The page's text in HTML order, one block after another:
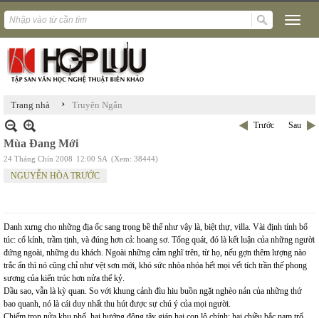
Trang nhà › Truyện Ngắn
Trước Sau
Mùa Đang Mới
24 Tháng Chín 2008 12:00 SA (Xem: 38444)
NGUYỄN HÒA TRƯỚC
Danh xưng cho những địa ốc sang trọng bề thế như vậy là, biệt thự, villa. Vài định tính bổ
túc: cổ kính, trầm tịnh, và đúng hơn cả: hoang sơ. Tổng quát, đó là kết luận của những người
đứng ngoài, những du khách. Ngoài những cảm nghĩ trên, từ họ, nếu gợn thêm lượng nào
trắc ẩn thì nó cũng chỉ như vệt sơn mới, khó sức nhòa nhóa hết mọi vết tích trần thế phong
sương của kiến trúc hơn nửa thế kỷ.
Dầu sao, vẫn là kỳ quan. So với khung cảnh đìu hiu buồn ngặt nghèo nản của những thứ
bao quanh, nó là cái duy nhất thu hút được sự chú ý của mọi người.